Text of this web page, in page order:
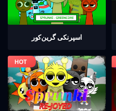
اسپرنکی گرين‌كور